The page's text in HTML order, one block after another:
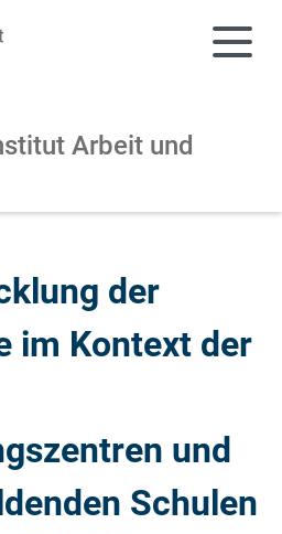
Arbeit und
der
im Kontext der
und
Schulen